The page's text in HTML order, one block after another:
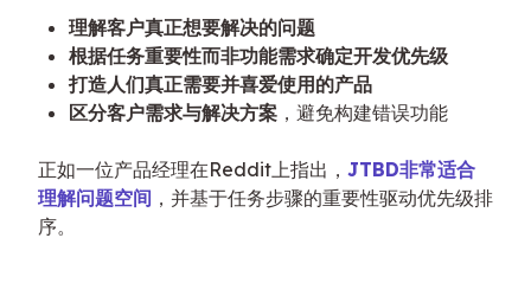
理解客户真正想要解决的问题
根据任务重要性而非功能需求确定开发优先级
打造人们真正需要并喜爱使用的产品
区分客户需求与解决方案 ，避免构建错误功能
正如一位产品经理在Reddit上指出， JTBD非常适合
理解问题空间 ，并基于任务步骤的重要性驱动优先级排
序。